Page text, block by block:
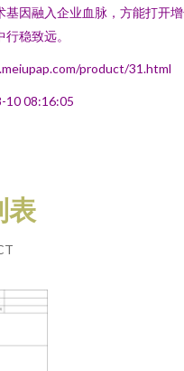
因融入企业血脉，方能打开
稳致远。
product/31.html
10 08:16:05
表